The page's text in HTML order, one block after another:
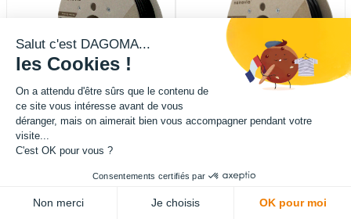
Filament Nanovia ABS AF 2kg
TTC)
A la demande
1.75mm Noir
30,70 HT ( 30,70 €
A la demande
Salut c'est DAGOMA...
les Cookies !
On a attendu d'être sûrs que le contenu de
ce site vous intéresse avant de vous
déranger, mais on aimerait bien vous accompagner pendant votre
visite...
C'est OK pour vous ?
Consentements certifiés par
Non merci Je choisis OK pour moi